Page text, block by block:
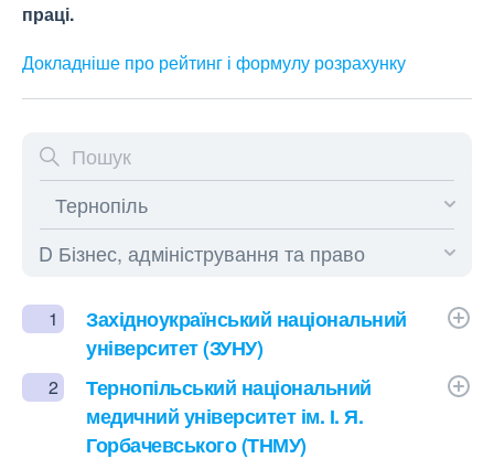
праці.
Докладніше про рейтинг і формулу розрахунку
1
Західноукраїнський національний
університет (ЗУНУ)
2
Тернопільський національний
медичний університет ім. І. Я.
Горбачевського (ТНМУ)